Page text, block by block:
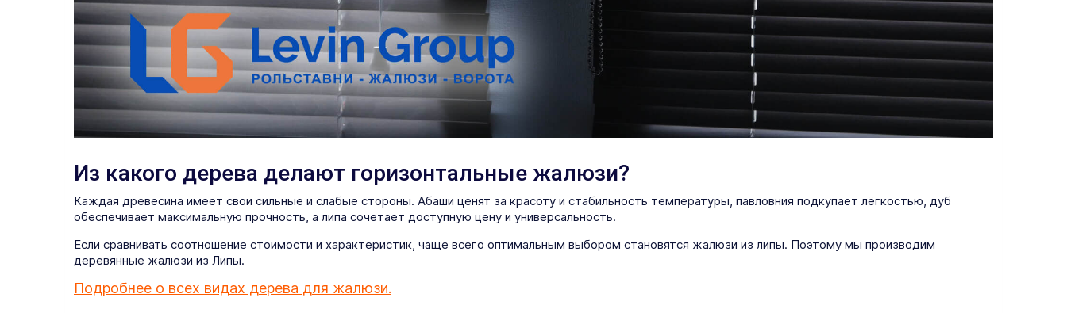
Из какого дерева делают горизонтальные жалюзи?
Каждая древесина имеет свои сильные и слабые стороны. Абаши ценят за красоту и стабильность температуры, павловния подкупает лёгкостью, дуб
обеспечивает максимальную прочность, а липа сочетает доступную цену и универсальность.
Если сравнивать соотношение стоимости и характеристик, чаще всего оптимальным выбором становятся жалюзи из липы. Поэтому мы производим
деревянные жалюзи из Липы.
Подробнее о всех видах дерева для жалюзи.